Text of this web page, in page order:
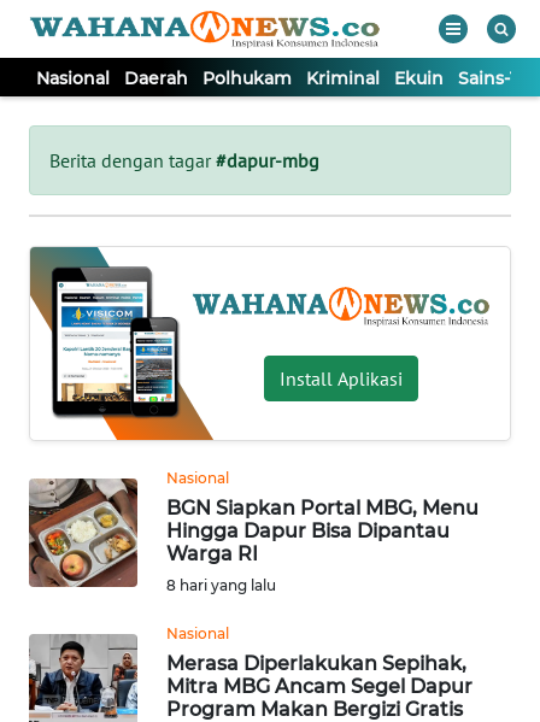
Nasional Daerah Polhukam Kriminal Ekuin Sains-
Berita dengan tagar#dapur-mbg
Install Aplikasi
Nasional
BGN Siapkan Portal MBG, Menu
Hingga Dapur Bisa Dipantau
Warga RI
8 hari yang lalu
Nasional
Merasa Diperlakukan Sepihak,
Mitra MBG Ancam Segel Dapur
Program Makan Bergizi Gratis
Tutup
NASIONAL
DAERAH
POLHUKAM
KRIMINAL
EKUIN
SAINS-TEKNO
INTERNASIONAL